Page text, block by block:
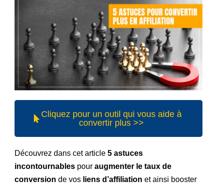
Cliquez pour un outil qui vous aide à
convertir plus >>
Découvrez dans cet article 5 astuces
incontournables pour augmenter le taux de
conversion de vos liens d’affiliation et ainsi booster